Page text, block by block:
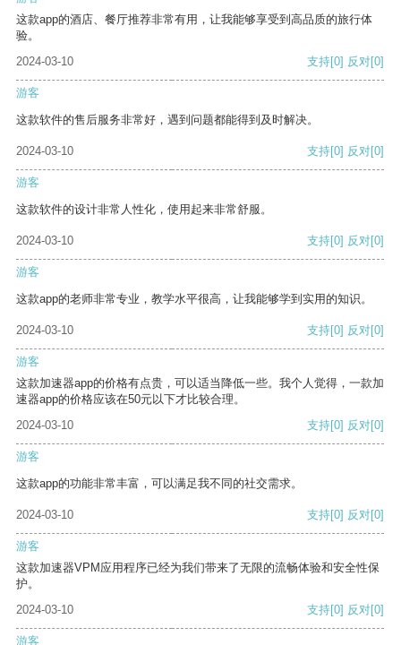
这款app的酒店、餐厅推荐非常有用，让我能够享受到高品质的旅行体
验。
2024-03-10
支持[0] 反对[0]
游客
这款软件的售后服务非常好，遇到问题都能得到及时解决。
2024-03-10 支持[0] 反对[0]
游客
这款软件的设计非常人性化，使用起来非常舒服。
2024-03-10 支持[0] 反对[0]
游客
这款app的老师非常专业，教学水平很高，让我能够学到实用的知识。
2024-03-10 支持[0] 反对[0]
游客
这款加速器app的价格有点贵，可以适当降低一些。我个人觉得，一款加
速器app的价格应该在50元以下才比较合理。
2024-03-10
支持[0] 反对[0]
游客
这款app的功能非常丰富，可以满足我不同的社交需求。
2024-03-10 支持[0] 反对[0]
游客
这款加速器VPM应用程序已经为我们带来了无限的流畅体验和安全性保
护。
2024-03-10
支持[0] 反对[0]
游客